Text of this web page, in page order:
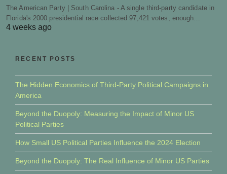
The American Party | South Carolina - A single third-party candidate in
Florida's 2000 presidential race collected 97,421 votes, enough…
4 weeks ago
RECENT POSTS
The Hidden Economics of Third-Party Political Campaigns in
America
Beyond the Duopoly: Measuring the Impact of Minor US
Political Parties
How Small US Political Parties Influence the 2024 Election
Beyond the Duopoly: The Real Influence of Minor US Parties